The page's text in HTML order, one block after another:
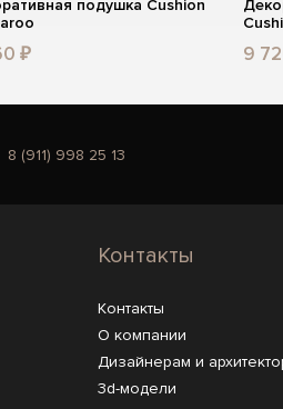
подушка Cushion
₽ 9
8 (911) 998 25 13
Контакты
Контакты
О компании
Дизайнерам и
3d-модели